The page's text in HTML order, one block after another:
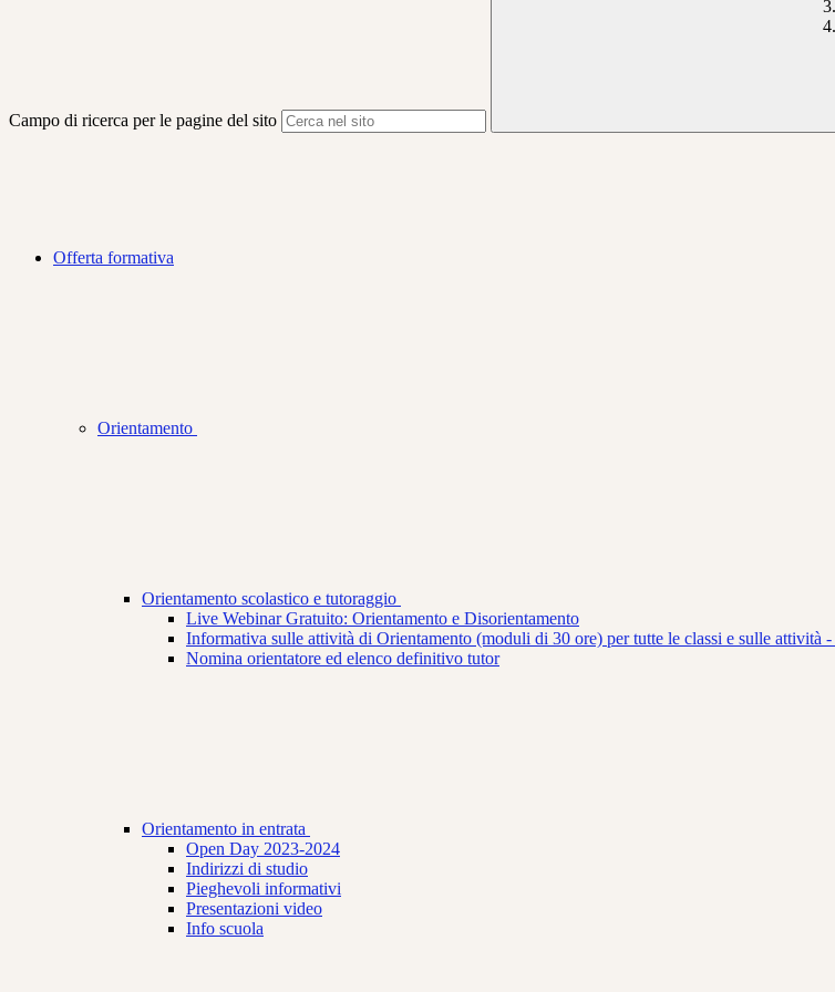
Campo di ricerca per le pagine del sito
Offerta formativa
Orientamento
Orientamento scolastico e tutoraggio
Live Webinar Gratuito: Orientamento e Disorientamento
Informativa sulle attività di Orientamento (moduli di 30 ore) per tutte le classi e sulle attività -
Nomina orientatore ed elenco definitivo tutor
Orientamento in entrata
Open Day 2023-2024
Indirizzi di studio
Pieghevoli informativi
Presentazioni video
Info scuola